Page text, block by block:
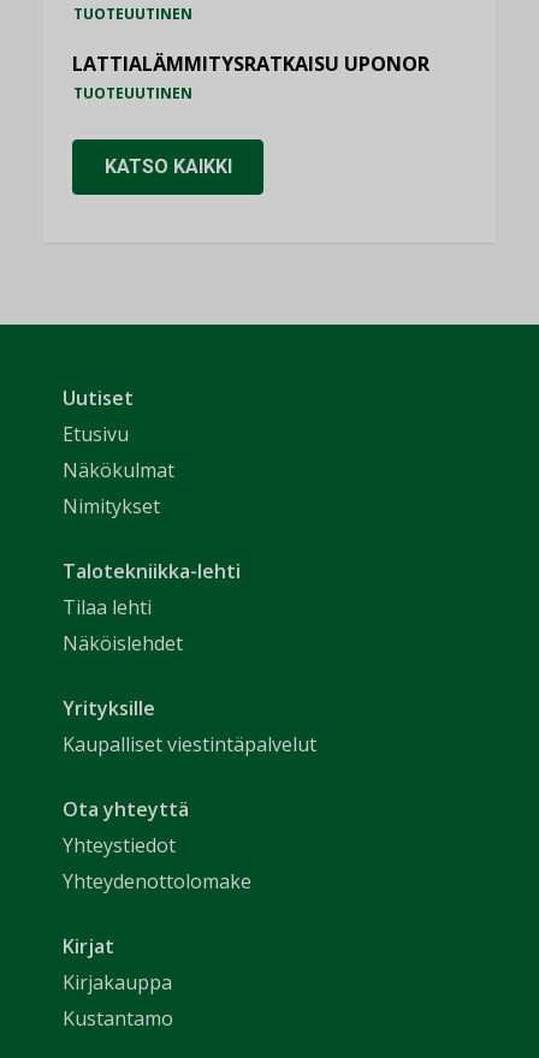
TUOTEUUTINEN
LATTIALÄMMITYSRATKAISU UPONOR
TUOTEUUTINEN
KATSO KAIKKI
Uutiset
Etusivu
Näkökulmat
Nimitykset
Talotekniikka-lehti
Tilaa lehti
Näköislehdet
Yrityksille
Kaupalliset viestintäpalvelut
Ota yhteyttä
Yhteystiedot
Yhteydenottolomake
Kirjat
Kirjakauppa
Kustantamo